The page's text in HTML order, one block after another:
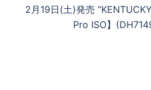
2月19日(土)発売
Pro ISO】